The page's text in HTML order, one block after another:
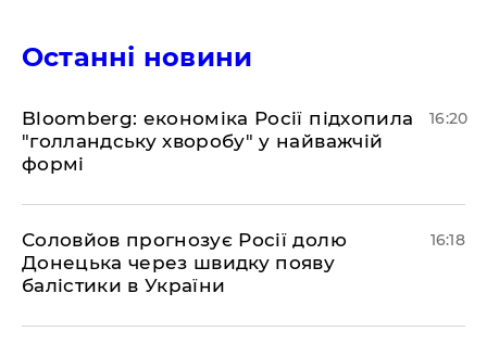
Останні новини
Bloomberg: економіка Росії підхопила
"голландську хворобу" у найважчій
формі
16:20
Соловйов прогнозує Росії долю
Донецька через швидку появу
балістики в України
16:18